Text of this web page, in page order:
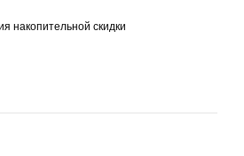
накопительной скидки